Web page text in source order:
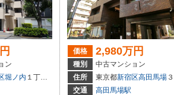
ン
堀ノ内 １丁目6-3
価格 2,980万円
種別
中古マンション
住所
東京都新宿区高田馬場 ３丁目1-5
交通
高田馬場駅